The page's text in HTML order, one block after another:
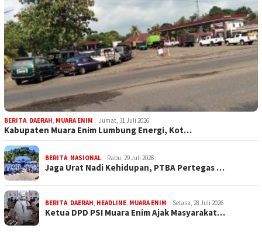
BERITA DAERAH MUARA ENIM Jumat, 31 Juli 2026
Kabupaten Muara Enim Lumbung Energi, Kot…
BERITA NASIONAL Rabu, 29 Juli 2026
Jaga Urat Nadi Kehidupan, PTBA Pertegas …
BERITA DAERAH HEADLINE MUARA ENIM Selasa, 28 Juli 2026
Ketua DPD PSI Muara Enim Ajak Masyarakat…